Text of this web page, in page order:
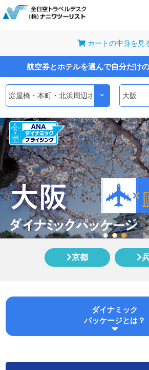
カートの中身を見
航空券とホテルを選んで自分だけ
京都
ダイナミック
パッケージとは？